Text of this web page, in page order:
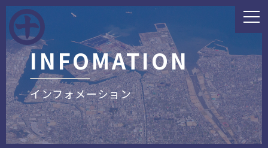
INFOMATION
インフォメーション